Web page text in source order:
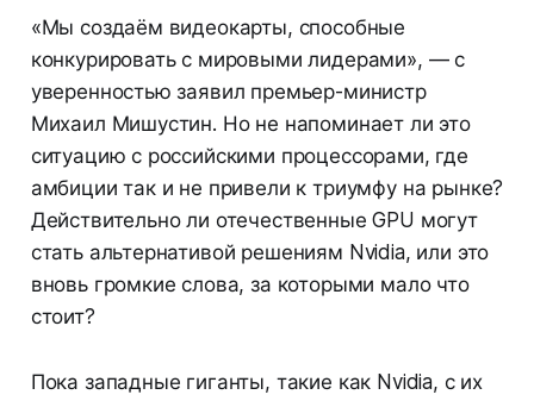
«Мы создаём видеокарты, способные
конкурировать с мировыми лидерами», — с
уверенностью заявил премьер-министр
Михаил Мишустин. Но не напоминает ли это
ситуацию с российскими процессорами, где
амбиции так и не привели к триумфу на рынке?
Действительно ли отечественные GPU могут
стать альтернативой решениям Nvidia, или это
вновь громкие слова, за которыми мало что
стоит?
Пока западные гиганты, такие как Nvidia, с их